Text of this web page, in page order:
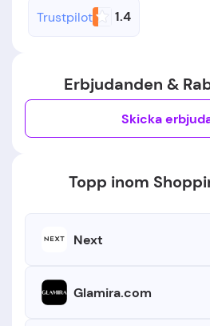
Trustpilot 1.4
Erbjudanden &
Skicka
Topp inom
Next
Glamira.com